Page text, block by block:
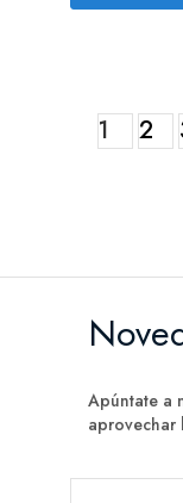
1 2
Apúntate a
aprovechar